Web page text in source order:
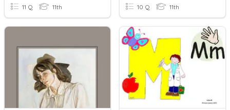
11 Q 11th 10 Q 11th